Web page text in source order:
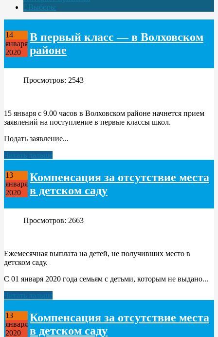
Выборы
14
января
2020
В первый класс — в Волховском
районе
Просмотров: 2543
15 января с 9.00 часов в Волховском районе начнется прием
заявлений на поступление в первые классы школ.
Подать заявление...
Читать дальше
13
января
2020
Компенсация за отсутствие места
в детском саду
Просмотров: 2663
Ежемесячная выплата на детей, не получивших место в
детском саду.
С 01 января 2020 года семьям с детьми, которым не выдано...
Читать дальше
13
января
2020
Компенсация за отсутствие места
в детском саду